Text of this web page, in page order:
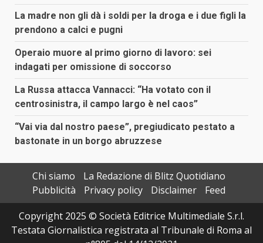
La madre non gli dà i soldi per la droga e i due figli la
prendono a calci e pugni
Operaio muore al primo giorno di lavoro: sei
indagati per omissione di soccorso
La Russa attacca Vannacci: “Ha votato con il
centrosinistra, il campo largo è nel caos”
“Vai via dal nostro paese”, pregiudicato pestato a
bastonate in un borgo abruzzese
Chi siamo
La Redazione di Blitz Quotidiano
Pubblicità
Privacy policy Disclaimer
Feed
Copyright 2025 © Società Editrice Multimediale S.r.l.
Testata Giornalistica registrata al Tribunale di Roma al